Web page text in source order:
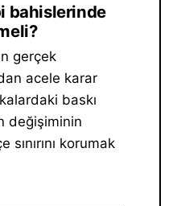
bahislerinde
gerçek
acele karar
baskı
değişiminin
korumak